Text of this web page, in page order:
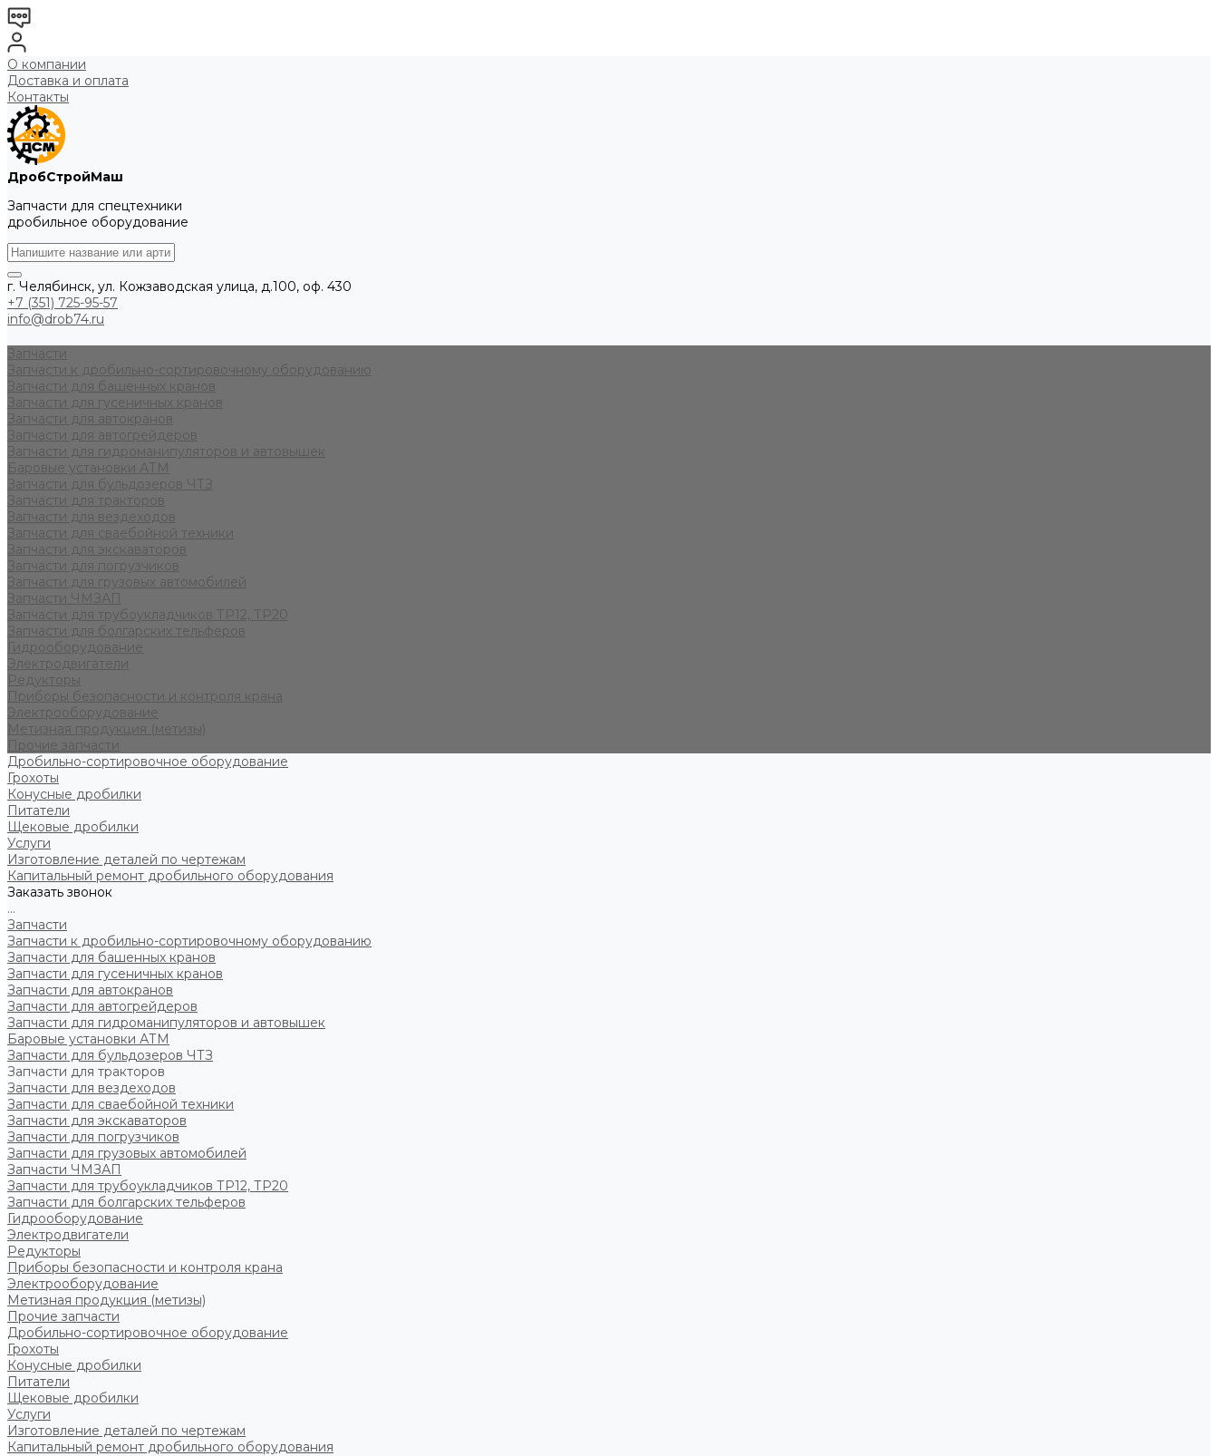
О компании
Доставка и оплата
Контакты
ДробСтройМаш
Запчасти для спецтехники
дробильное оборудование
г. Челябинск, ул. Кожзаводская улица, д.100, оф. 430
+7 (351) 725-95-57
info@drob74.ru
Запчасти
Запчасти к дробильно-сортировочному оборудованию
Запчасти для башенных кранов
Запчасти для гусеничных кранов
Запчасти для автокранов
Запчасти для автогрейдеров
Запчасти для гидроманипуляторов и автовышек
Баровые установки АТМ
Запчасти для бульдозеров ЧТЗ
Запчасти для тракторов
Запчасти для вездеходов
Запчасти для сваебойной техники
Запчасти для экскаваторов
Запчасти для погрузчиков
Запчасти для грузовых автомобилей
Запчасти ЧМЗАП
Запчасти для трубоукладчиков ТР12, ТР20
Запчасти для болгарских тельферов
Гидрооборудование
Электродвигатели
Редукторы
Приборы безопасности и контроля крана
Электрооборудование
Метизная продукция (метизы)
Прочие запчасти
Дробильно-сортировочное оборудование
Грохоты
Конусные дробилки
Питатели
Щековые дробилки
Услуги
Изготовление деталей по чертежам
Капитальный ремонт дробильного оборудования
Заказать звонок
...
Запчасти
Запчасти к дробильно-сортировочному оборудованию
Запчасти для башенных кранов
Запчасти для гусеничных кранов
Запчасти для автокранов
Запчасти для автогрейдеров
Запчасти для гидроманипуляторов и автовышек
Баровые установки АТМ
Запчасти для бульдозеров ЧТЗ
Запчасти для тракторов
Запчасти для вездеходов
Запчасти для сваебойной техники
Запчасти для экскаваторов
Запчасти для погрузчиков
Запчасти для грузовых автомобилей
Запчасти ЧМЗАП
Запчасти для трубоукладчиков ТР12, ТР20
Запчасти для болгарских тельферов
Гидрооборудование
Электродвигатели
Редукторы
Приборы безопасности и контроля крана
Электрооборудование
Метизная продукция (метизы)
Прочие запчасти
Дробильно-сортировочное оборудование
Грохоты
Конусные дробилки
Питатели
Щековые дробилки
Услуги
Изготовление деталей по чертежам
Капитальный ремонт дробильного оборудования